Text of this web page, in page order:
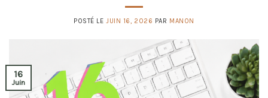
POSTÉ LEJUIN 16, 2026 PAR MANON
16
Juin